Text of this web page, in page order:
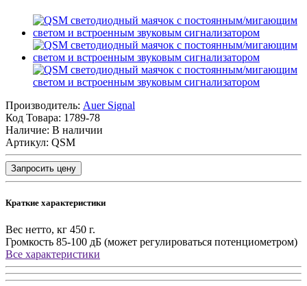
Производитель: Auer Signal
Код Товара: 1789-78
Наличие: В наличии
Артикул: QSM
Запросить цену
Краткие характеристики
Вес нетто, кг 450 г.
Громкость 85-100 дБ (может регулироваться потенциометром)
Все характеристики